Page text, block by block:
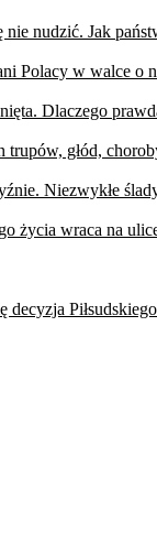
nudzić. Jak
Polacy w walce o
Dlaczego
głód,
Niezwykłe
życia wraca na
decyzja